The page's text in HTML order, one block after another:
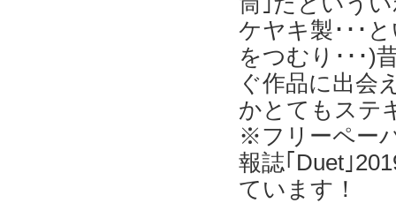
ケヤキ製･･･
をつむり･･･)
ぐ作品に出会
かとてもステ
※フリーペー
報誌｢Duet｣
ています！